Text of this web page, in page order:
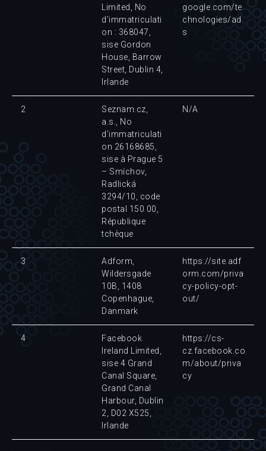
Limited, No
d’immatriculati
on : 368047,
sise Gordon
House, Barrow
Street, Dublin 4,
Irlande
google.com/te
chnologies/ad
s
2
Seznam.cz,
a.s., No
d’immatriculati
on 26168685,
sise à Prague 5
– Smíchov,
Radlická
3294/10, code
postal 150 00,
République
tchèque
N/A
3
Adform,
Wildersgade
10B, 1408
Copenhague,
Danmark
https://site.adf
orm.com/priva
cy-policy-opt-
out/
4
Facebook
Ireland Limited,
sise 4 Grand
Canal Square,
Grand Canal
Harbour, Dublin
2, D02 X525,
Irlande
https://cs-
cz.facebook.co
m/about/priva
cy